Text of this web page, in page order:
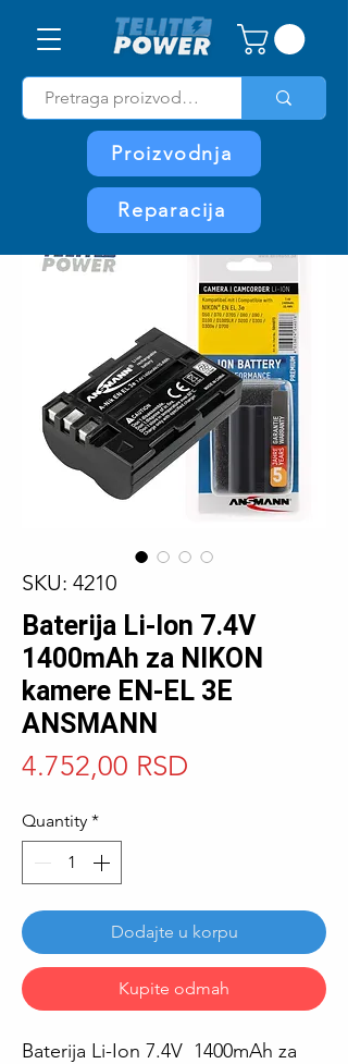
Proizvodnja
Reparacija
SKU: 4210
Baterija Li-Ion 7.4V
1400mAh za NIKON
kamere EN-EL 3E
ANSMANN
4.752,00 RSD
Quantity *
Dodajte u korpu
Kupite odmah
Baterija Li-Ion 7.4V 1400mAh za